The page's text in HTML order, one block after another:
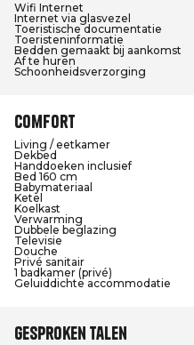
Wifi Internet
Internet via glasvezel
Toeristische documentatie
Toeristeninformatie
Bedden gemaakt bij aankomst
Af te huren
Schoonheidsverzorging
Comfort
Living / eetkamer
Dekbed
Handdoeken inclusief
Bed 160 cm
Babymateriaal
Ketel
Koelkast
Verwarming
Dubbele beglazing
Televisie
Douche
Privé sanitair
1 badkamer (privé)
Geluiddichte accommodatie
Gesproken talen